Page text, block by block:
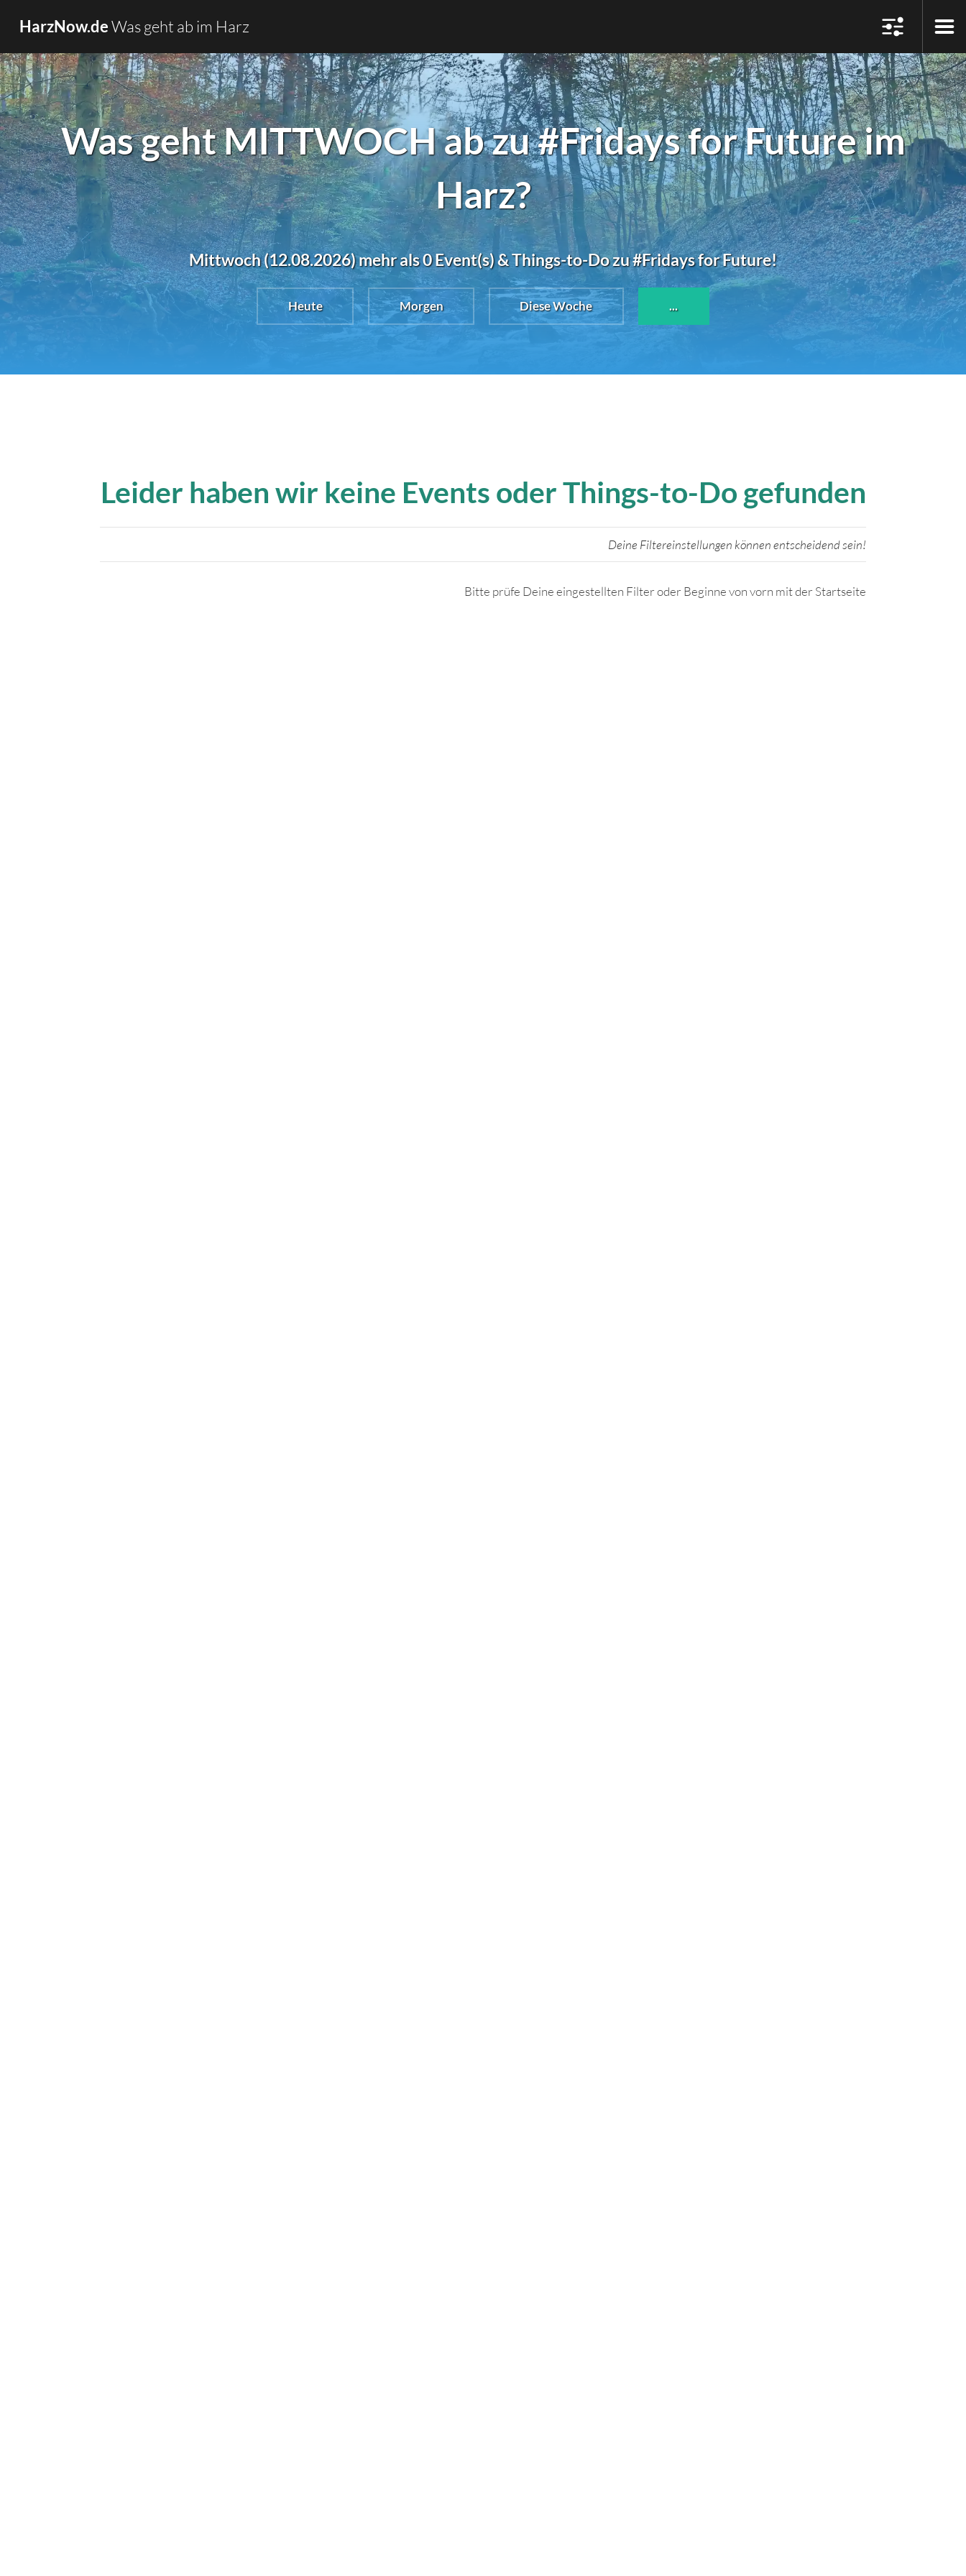
HarzNow.deWas geht ab im Harz
Was geht MITTWOCH ab zu #Fridays for Future im
Harz?
Mittwoch (12.08.2026) mehr als 0 Event(s) & Things-to-Do zu #Fridays for Future!
Heute Morgen Diese Woche ...
Leider haben wir keine Events oder Things-to-Do gefunden
Deine Filtereinstellungen können entscheidend sein!
Bitte prüfe Deine eingestellten Filter oder Beginne von vorn mit der Startseite